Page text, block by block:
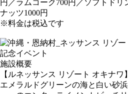
円／ラムコーク700円／ソフトドリ
ナッツ1000円
※料金は税込です
施設概要
【ルネッサンス リゾート オキナワ】
エメラルドグリーンの海と白い砂